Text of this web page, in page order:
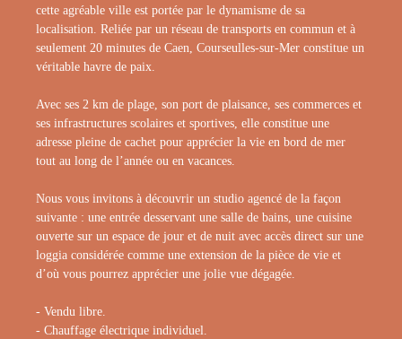
cette agréable ville est portée par le dynamisme de sa
localisation. Reliée par un réseau de transports en commun et à
seulement 20 minutes de Caen, Courseulles-sur-Mer constitue un
véritable havre de paix.
Avec ses 2 km de plage, son port de plaisance, ses commerces et
ses infrastructures scolaires et sportives, elle constitue une
adresse pleine de cachet pour apprécier la vie en bord de mer
tout au long de l’année ou en vacances.
Nous vous invitons à découvrir un studio agencé de la façon
suivante : une entrée desservant une salle de bains, une cuisine
ouverte sur un espace de jour et de nuit avec accès direct sur une
loggia considérée comme une extension de la pièce de vie et
d’où vous pourrez apprécier une jolie vue dégagée.
- Vendu libre.
- Chauffage électrique individuel.